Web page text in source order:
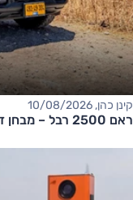
קינן כהן, 10/08/2026
ראם 2500 רבל – מבחן דרך